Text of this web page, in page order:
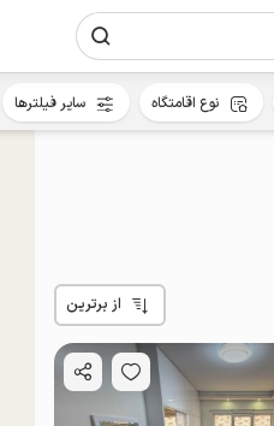
از برترین
نوع اقامتگاه سایر فیلترها